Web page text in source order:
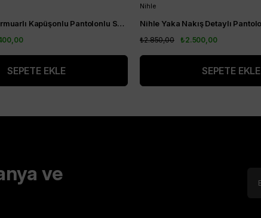
Nihle Ceket Fermuarlı Kapüşonlu Pantolonlu Spor Bayan Takım Siyah
SEPETE EKLE
Nihle
₺2.500,00
₺2.850,00
SEPETE EKLE
ve